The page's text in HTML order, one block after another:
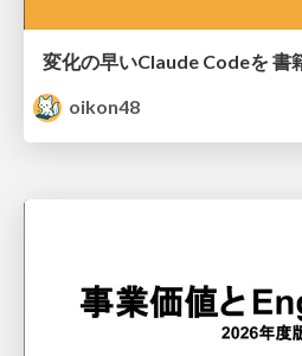
変化の早いClaude Codeを 書
oikon48